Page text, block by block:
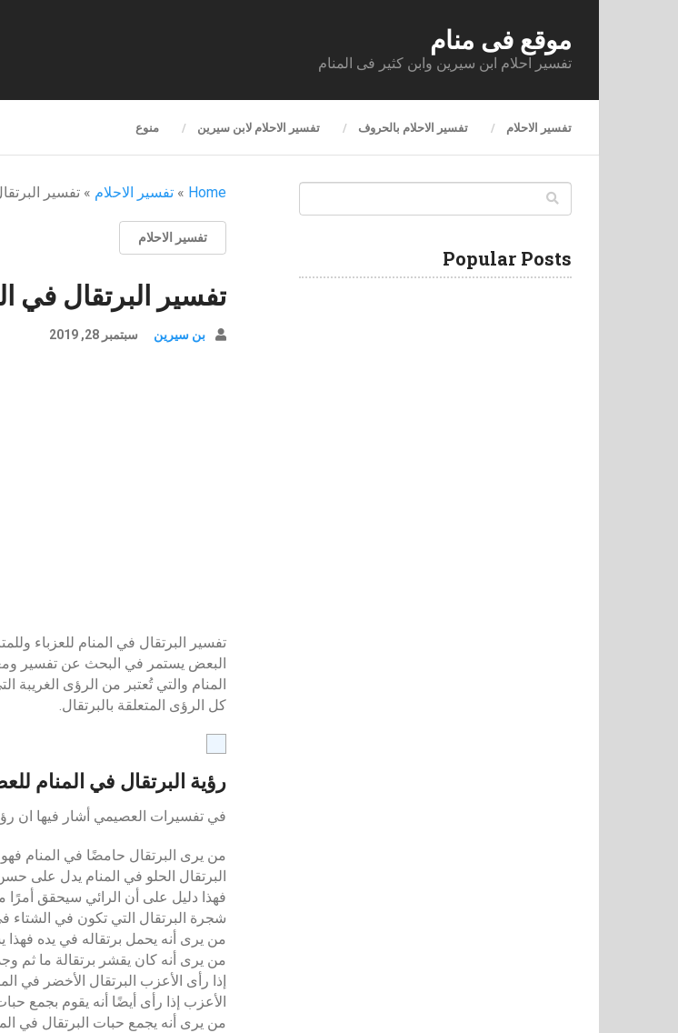
موقع فى منام
تفسير احلام ابن سيرين وابن كثير فى المنام
تفسير الاحلام تفسير الاحلام بالحروف تفسير الاحلام لابن سيرين منوع
Home
»تفسير الاحلام »تفسير
تفسير الاحلام
تفسير البرتقال في
بن سيرين سبتمبر 28, 2019
تفسير البرتقال في المنام للعزباء
البعض يستمر في البحث عن تفسير
المنام والتي تُعتبر من الرؤى
كل الرؤى المتعلقة بالبرتقال.
رؤية البرتقال في المنام
في تفسيرات العصيمي أشار فيها ان
من يرى البرتقال حامضًا في المنام
البرتقال الحلو في المنام يدل على
فهذا دليل على أن الرائي سيحقق أمرًا
شجرة البرتقال التي تكون في
من يرى أنه يحمل برتقاله في يده
من يرى أنه كان يقشر برتقالة ما
إذا رأى الأعزب البرتقال الأخضر في
الأعزب إذا رأى أيضًا أنه يقوم بجمع
من يرى أنه يجمع حبات البرتقال في
Popular Posts